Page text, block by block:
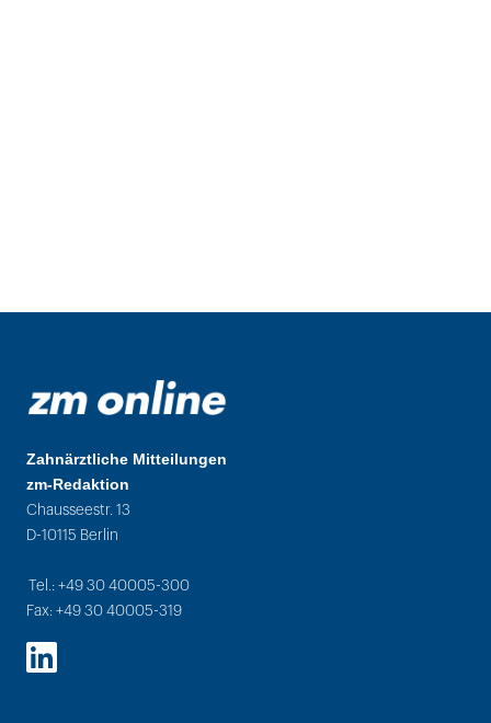
Zahnärztliche Mitteilungen
zm-Redaktion
Chausseestr. 13
D-10115 Berlin
Tel.: +49 30 40005-300
Fax: +49 30 40005-319
LinkedIn